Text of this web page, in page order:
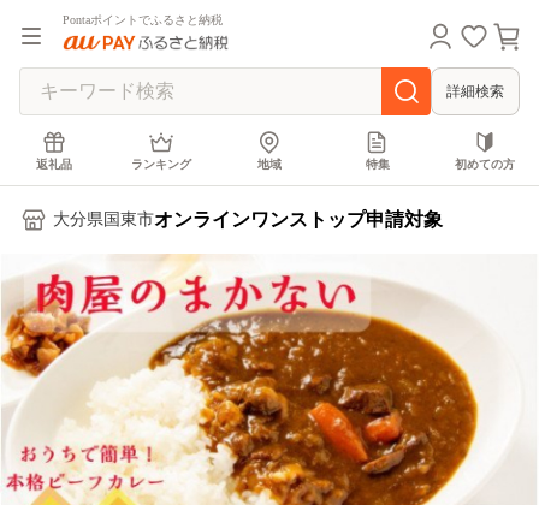
Pontaポイントでふるさと納税
詳細検索
返礼品 ランキング 地域 特集 初めての方
大分県国東市オンラインワンストップ申請対象